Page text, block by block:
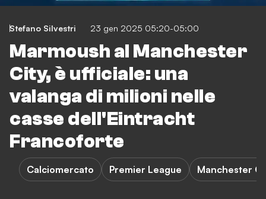
Stefano Silvestri 23 gen 2025 05:20-05:00
Marmoush al Manchester
City, è ufficiale: una
valanga di milioni nelle
casse dell'Eintracht
Francoforte
Calciomercato Premier League Manchester